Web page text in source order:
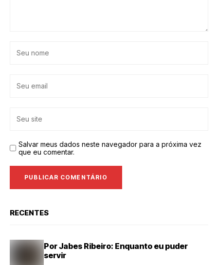
Salvar meus dados neste navegador para a próxima vez
que eu comentar.
RECENTES
Por Jabes Ribeiro: Enquanto eu puder
servir